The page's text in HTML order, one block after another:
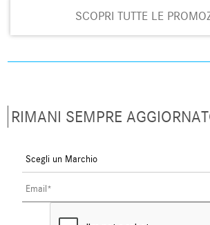
SCOPRI TUTTE LE
RIMANI SEMPRE